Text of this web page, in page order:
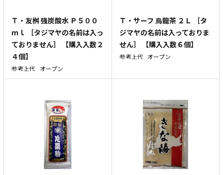
Ｔ・友桝 強炭酸水 Ｐ５００
ｍｌ ［タジマヤの名前は入っ
ておりません］ 【購入入数２
４個】
参考上代 オープン
Ｔ・サーフ 烏龍茶 ２Ｌ ［タ
ジマヤの名前は入っておりま
せん］ 【購入入数６個】
参考上代 オープン